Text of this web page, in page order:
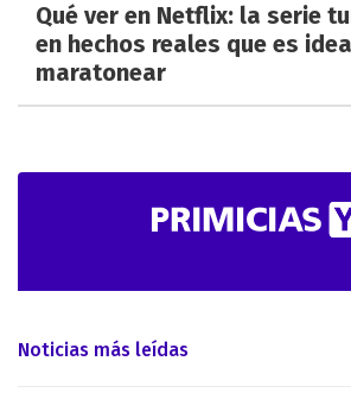
Qué ver en Netflix: la serie
en hechos reales que es
maratonear
Noticias más leídas